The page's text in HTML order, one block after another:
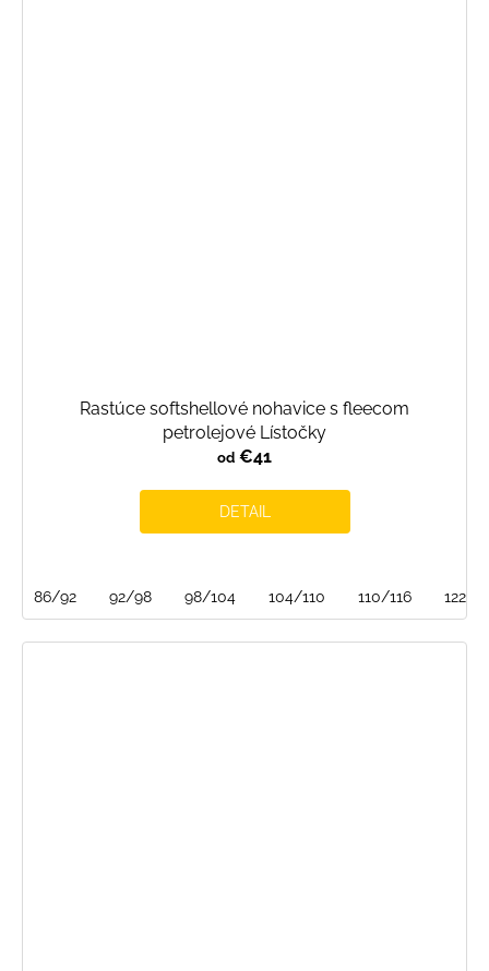
Rastúce softshellové nohavice s fleecom
petrolejové Lístočky
od €41
DETAIL
86/92 92/98 98/104 104/110 110/116 122/